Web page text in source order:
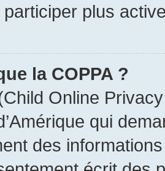
plus
la COPPA ?
Online
qui
des